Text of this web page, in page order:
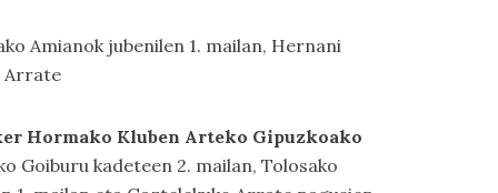
Amianok jubenilen 1. mailan, Hernani
Arrate
Hormako Kluben Arteko Gipuzkoako
Goiburu kadeteen 2. mailan, Tolosako